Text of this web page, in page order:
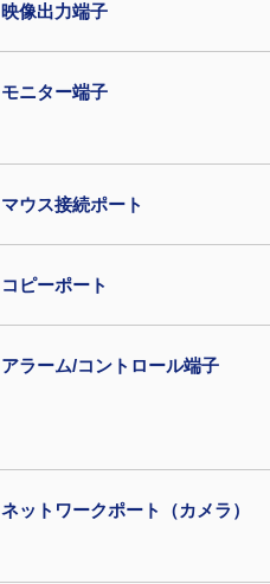
映像出力端子
モニター端子
マウス接続ポート
コピーポート
アラーム/コントロール端子
ネットワークポート（カメラ）